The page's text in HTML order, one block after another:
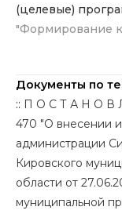
(целевые)
"Формирование
Документы по
:: П О С Т А Н О В
470 "О внесении
администрации
Кировского
области от
муниципальной